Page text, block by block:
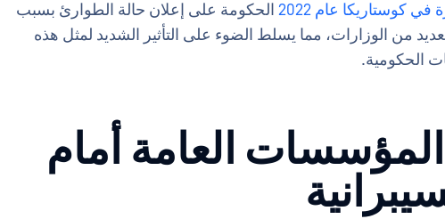
كوستاريكا عام 2022
الحكومة على إعلان حالة الطوارئ بسبب
من الوزارات، مما يسلط الضوء على التأثير الشديد لمثل هذه
الحكومية.
العامة أمام